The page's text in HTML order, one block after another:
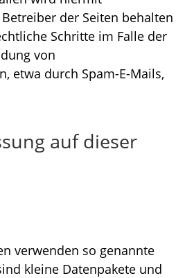
der Seiten behalten
Schritte im Falle der
von
etwa durch Spam-E-Mails,
auf dieser
verwenden so genannte
kleine Datenpakete und